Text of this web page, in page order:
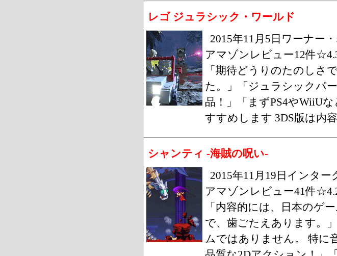
レゴ ジュラシック・ワールド
2015年11月5日ワーナー
アマゾンレビュー12件
「期待どうりのたのしさ
た。」「ジュラシックパ
品！」「まずPS4やWiiU
すすめします 3DS版は内
シャンティ -海賊の呪い-
2015年11月19日インター
アマゾンレビュー41件
「内容的には、日本のゲ
で、歯ごたえあります。
ムではありません。 特に